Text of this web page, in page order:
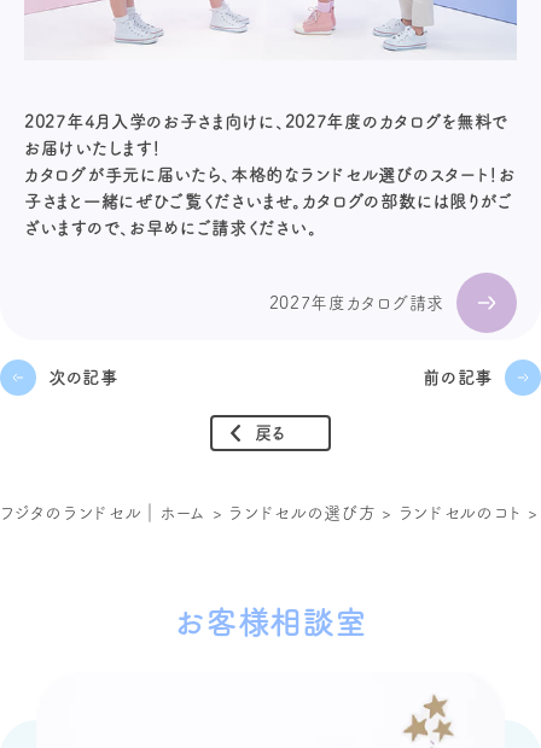
2027年4月入学のお子さま向けに、2027年度のカタログを無料で
お届けいたします！
カタログが手元に届いたら、本格的なランドセル選びのスタート！お
子さまと一緒にぜひご覧くださいませ。カタログの部数には限りがご
ざいますので、お早めにご請求ください。
2027年度カタログ請求
次の記事 前の記事
戻る
フジタのランドセル｜ホーム > ランドセルの選び方 > ランドセルのコト
お客様相談室